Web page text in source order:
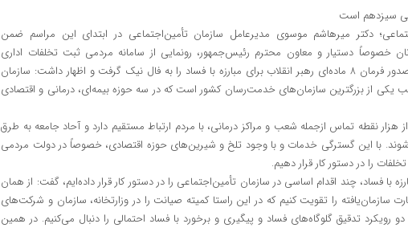
سیزدهم است
دکتر میرهاشم موسوی مدیرعامل سازمان تأمین‌اجتماعی در ابتدای این مراسم ضمن
خصوصاً دستیار و معاون محترم رئیس‌جمهور، رونمایی از سامانه مردمی ثبت تخلفات اداری
سازمان تأمین‌اجتماعی همزمان با سالروز صدور فرمان ۸ ماده‌ای رهبر انقلاب برای مبارزه با فساد را به فال نیک گرفت و اظهار داشت: سازمان
بیش از ۴۶ میلیون مخاطب یکی از بزرگترین سازمان‌های خدمت‌رسان کشور است که در سه حوزه بیمه‌ای، درمانی و اقتصادی
نقطه تماس ازجمله شعب و مراکز درمانی، با مردم ارتباط مستقیم دارد و آحاد جامعه به طرق
با این گسترگی خدمات و با وجود تلخ و شیرین‌های حوزه اقتصادی، خصوصاً در دولت مردمی
را در دستور کار قرار دهیم.
با فساد، چند اقدام اساسی در سازمان تأمین‌اجتماعی را در دستور کار قرار داده‌ایم، گفت: از همان
سازمان‌یافته را تقویت کنیم که در این راستا کمیته صیانت را در وزارتخانه، سازمان و شرکت‌های
رویکرد تدقیق گلوگاه‌های فساد و پیگیری و برخورد با فساد احتمالی را دنبال می‌کنیم. در همین